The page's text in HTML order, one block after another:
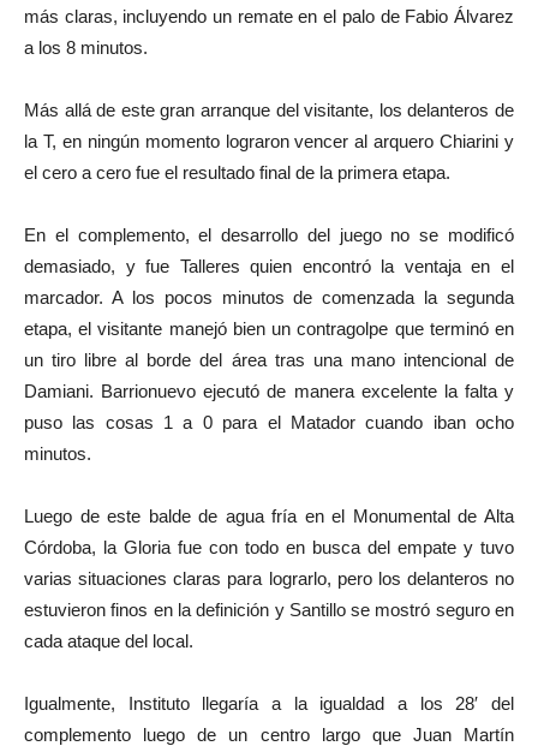
más claras, incluyendo un remate en el palo de Fabio Álvarez
a los 8 minutos.
Más allá de este gran arranque del visitante, los delanteros de
la T, en ningún momento lograron vencer al arquero Chiarini y
el cero a cero fue el resultado final de la primera etapa.
En el complemento, el desarrollo del juego no se modificó
demasiado, y fue Talleres quien encontró la ventaja en el
marcador. A los pocos minutos de comenzada la segunda
etapa, el visitante manejó bien un contragolpe que terminó en
un tiro libre al borde del área tras una mano intencional de
Damiani. Barrionuevo ejecutó de manera excelente la falta y
puso las cosas 1 a 0 para el Matador cuando iban ocho
minutos.
Luego de este balde de agua fría en el Monumental de Alta
Córdoba, la Gloria fue con todo en busca del empate y tuvo
varias situaciones claras para lograrlo, pero los delanteros no
estuvieron finos en la definición y Santillo se mostró seguro en
cada ataque del local.
Igualmente, Instituto llegaría a la igualdad a los 28′ del
complemento luego de un centro largo que Juan Martín